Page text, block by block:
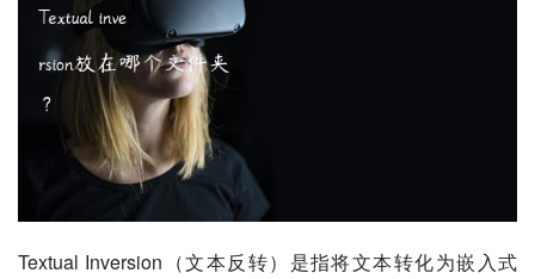
Textual Inversion（文本反转）是指将文本转化为嵌入式